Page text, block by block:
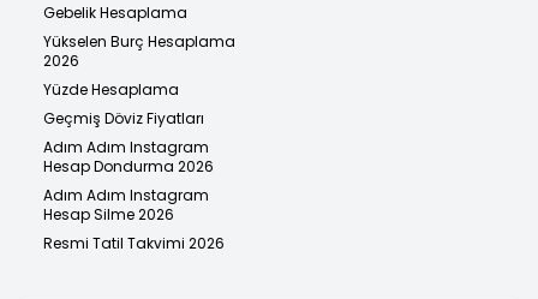
Gebelik Hesaplama
Yükselen Burç Hesaplama
2026
Yüzde Hesaplama
Geçmiş Döviz Fiyatları
Adım Adım Instagram
Hesap Dondurma 2026
Adım Adım Instagram
Hesap Silme 2026
Resmi Tatil Takvimi 2026